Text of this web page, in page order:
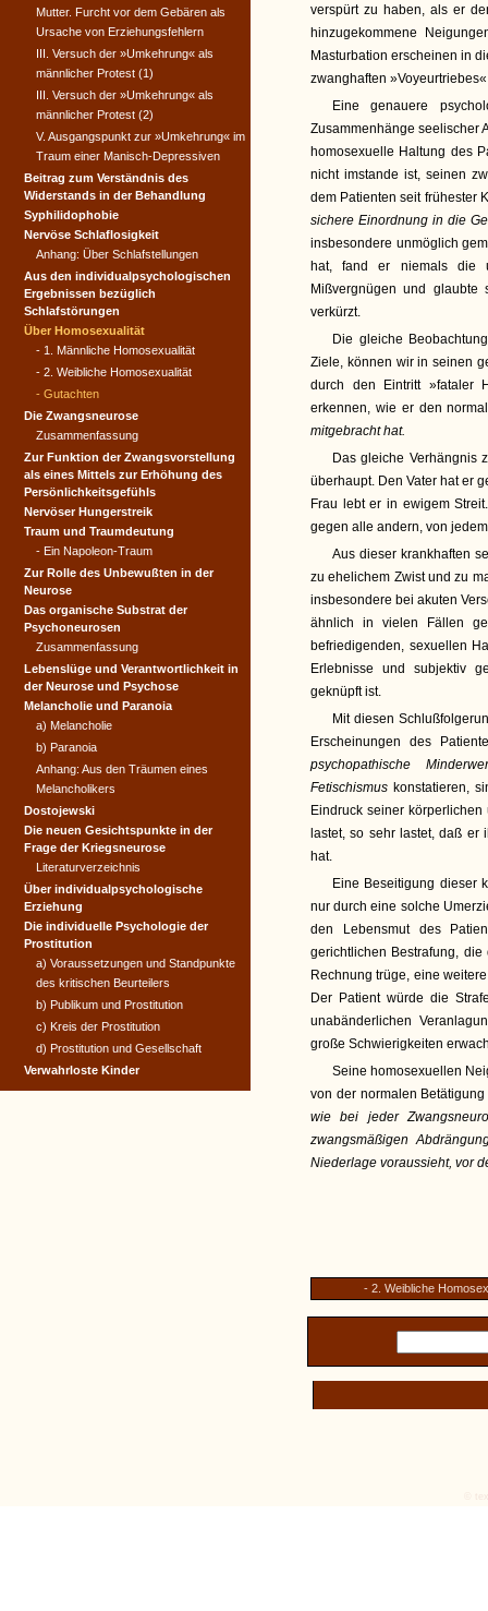
verspürt zu haben, als er
hinzugekommene
Masturbation erscheinen in
zwanghaften
Eine genauere
Zusammenhänge seelischer
homosexuelle Haltung des
nicht imstande ist, seinen
dem Patienten seit frühester
sichere Einordnung in die
insbesondere unmöglich
hat, fand er niemals die
Mißvergnügen und
verkürzt.
Die gleiche
Ziele, können wir in seinen
durch den Eintritt »fataler
erkennen, wie er den
mitgebracht hat.
Das gleiche Verhängnis
überhaupt. Den Vater hat er
Frau lebt er in ewigem
gegen alle andern, von
Aus dieser krankhaften
zu ehelichem Zwist und zu
insbesondere bei akuten
ähnlich in vielen Fällen
befriedigenden, sexuellen
Erlebnisse und subjektiv
geknüpft ist.
Mit diesen
Erscheinungen des
psychopathische
Fetischismus konstatieren,
Eindruck seiner
lastet, so sehr lastet, daß er
hat.
Eine Beseitigung dieser
nur durch eine solche
den Lebensmut des
gerichtlichen Bestrafung,
Rechnung trüge, eine
Der Patient würde die
unabänderlichen
große Schwierigkeiten
Seine homosexuellen
von der normalen
wie bei jeder
zwangsmäßigen
Niederlage voraussieht, vor
- 2. Weibliche
Mutter. Furcht vor dem Gebären als
Ursache von Erziehungsfehlern
III. Versuch der »Umkehrung« als
männlicher Protest (1)
III. Versuch der »Umkehrung« als
männlicher Protest (2)
V. Ausgangspunkt zur »Umkehrung« im
Traum einer Manisch-Depressiven
Beitrag zum Verständnis des
Widerstands in der Behandlung
Syphilidophobie
Nervöse Schlaflosigkeit
Anhang: Über Schlafstellungen
Aus den individualpsycho­logischen
Ergebnissen bezüglich
Schlafstörungen
Über Homosexualität
- 1. Männliche Homosexualität
- 2. Weibliche Homosexualität
- Gutachten
Die Zwangsneurose
Zusammenfassung
Zur Funktion der Zwangs­vorstellung
als eines Mittels zur Erhöhung des
Persönlichkeitsgefühls
Nervöser Hungerstreik
Traum und Traumdeutung
- Ein Napoleon-Traum
Zur Rolle des Unbewußten in der
Neurose
Das organische Substrat der
Psychoneurosen
Zusammenfassung
Lebenslüge und Verantwort­lichkeit in
der Neurose und Psychose
Melancholie und Paranoia
a) Melancholie
b) Paranoia
Anhang: Aus den Träumen eines
Melancholikers
Dostojewski
Die neuen Gesichtspunkte in der
Frage der Kriegsneurose
Literaturverzeichnis
Über individualpsychologische
Erziehung
Die individuelle Psychologie der
Prostitution
a) Voraussetzungen und Standpunkte
des kritischen Beurteilers
b) Publikum und Prostitution
c) Kreis der Prostitution
d) Prostitution und Gesellschaft
Verwahrloste Kinder